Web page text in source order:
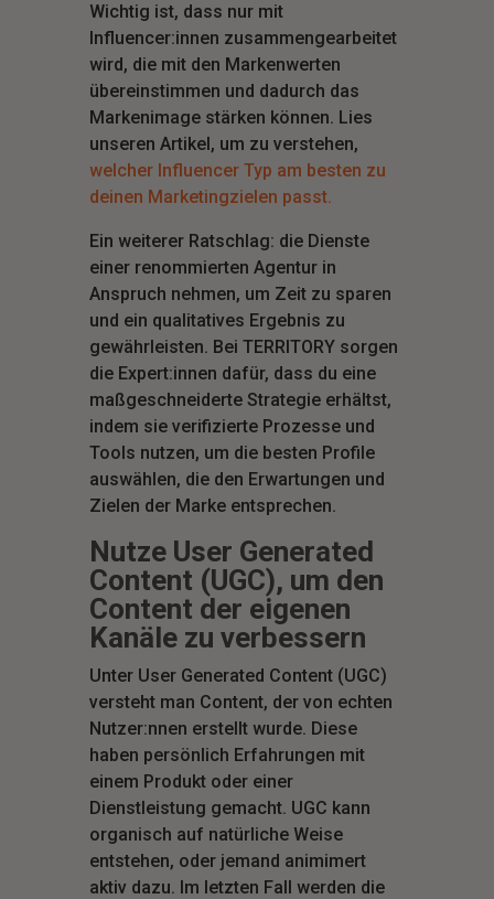
Wichtig ist, dass nur mit
Influencer:innen zusammengearbeitet
wird, die mit den Markenwerten
übereinstimmen und dadurch das
Markenimage stärken können. Lies
unseren Artikel, um zu verstehen,
welcher Influencer Typ am besten zu
deinen Marketingzielen passt.
Ein weiterer Ratschlag: die Dienste
einer renommierten Agentur in
Anspruch nehmen, um Zeit zu sparen
und ein qualitatives Ergebnis zu
gewährleisten. Bei TERRITORY sorgen
die Expert:innen dafür, dass du eine
maßgeschneiderte Strategie erhältst,
indem sie verifizierte Prozesse und
Tools nutzen, um die besten Profile
auswählen, die den Erwartungen und
Zielen der Marke entsprechen.
Nutze User Generated
Content (UGC), um den
Content der eigenen
Kanäle zu verbessern
Unter User Generated Content (UGC)
versteht man Content, der von echten
Nutzer:nnen erstellt wurde. Diese
haben persönlich Erfahrungen mit
einem Produkt oder einer
Dienstleistung gemacht. UGC kann
organisch auf natürliche Weise
entstehen, oder jemand animimert
aktiv dazu. Im letzten Fall werden die